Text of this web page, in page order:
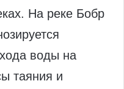
На реке Бобр
воды на
таяния и